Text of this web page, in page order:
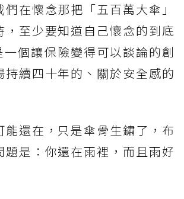
在懷念那把「五百萬大傘」
，至少要知道自己懷念的到底
個讓保險變得可以談論的創
持續四十年的、關於安全感的
能還在，只是傘骨生鏽了，布
題是：你還在雨裡，而且雨好